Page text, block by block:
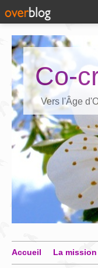
Co-
Vers l'Âge
Accueil La